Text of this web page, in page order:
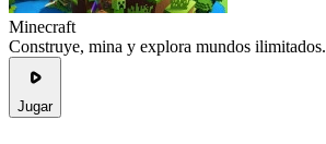
Minecraft
Construye, mina y explora mundos ilimitados.
Jugar